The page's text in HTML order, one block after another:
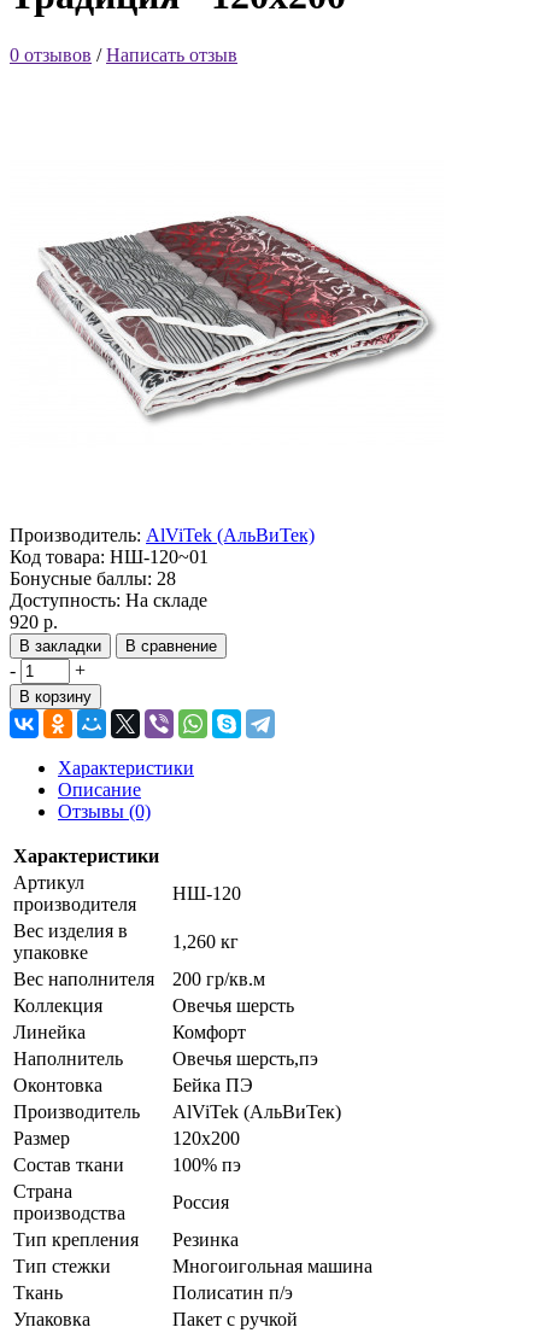
0 отзывов /Написать отзыв
Производитель: AlViTek (АльВиТек)
Код товара: НШ-120~01
Бонусные баллы: 28
Доступность: На складе
920 р.
В закладки В сравнение
- +
В корзину
Характеристики
Описание
Отзывы (0)
Характеристики
Артикул
производителя
НШ-120
Вес изделия в
упаковке
1,260 кг
Вес наполнителя
200 гр/кв.м
Коллекция
Овечья шерсть
Линейка
Комфорт
Наполнитель
Овечья шерсть,пэ
Оконтовка
Бейка ПЭ
Производитель
AlViTek (АльВиТек)
Размер
120х200
Состав ткани
100% пэ
Страна
производства
Россия
Тип крепления
Резинка
Тип стежки
Многоигольная машина
Ткань
Полисатин п/э
Упаковка
Пакет с ручкой